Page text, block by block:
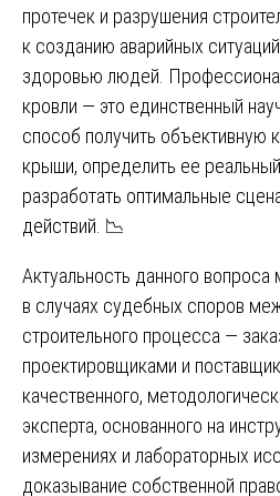
протечек и разрушения
к созданию аварийных
здоровью людей.
кровли — это единственный
способ получить объективную
крыши, определить ее
разработать оптимальные
действий. 📉
Актуальность данного вопроса
в случаях судебных споров
строительного процесса —
проектировщиками и
качественного,
эксперта, основанного на
измерениях и лабораторных
доказывание собственной